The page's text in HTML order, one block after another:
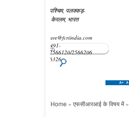
कांजीकोड पश्चिम, पलक्कड़-
६७८६२३, केरलम, भारत
customercare@fcriindia.com
दूरभाष- 91-491-
2569010/2566120/2566206
फैक्स- 2566326
A+ A
Home » एफसीआरआई के विषय में»